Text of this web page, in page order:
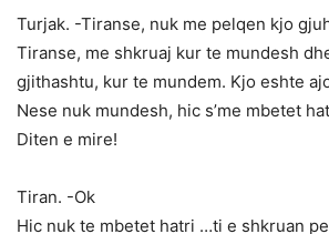
Turjak. -Tiranse, nuk me pelqen kjo
Tiranse, me shkruaj kur te mundesh
gjithashtu, kur te mundem. Kjo eshte
Nese nuk mundesh, hic s’me mbetet
Diten e mire!
Tiran. -Ok
Hic nuk te mbetet hatri …ti e shkruan